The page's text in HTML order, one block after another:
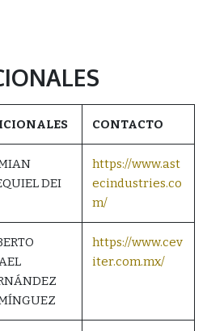
CONTACTO
DEI
https://www.ast
ecindustries.co
m/
https://www.cev
iter.com.mx/